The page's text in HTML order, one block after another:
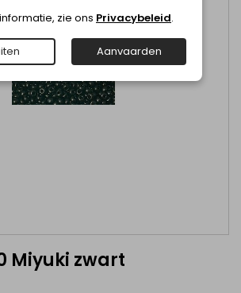
Miyuki zwart
zie ons Privacybeleid.
Aanvaarden